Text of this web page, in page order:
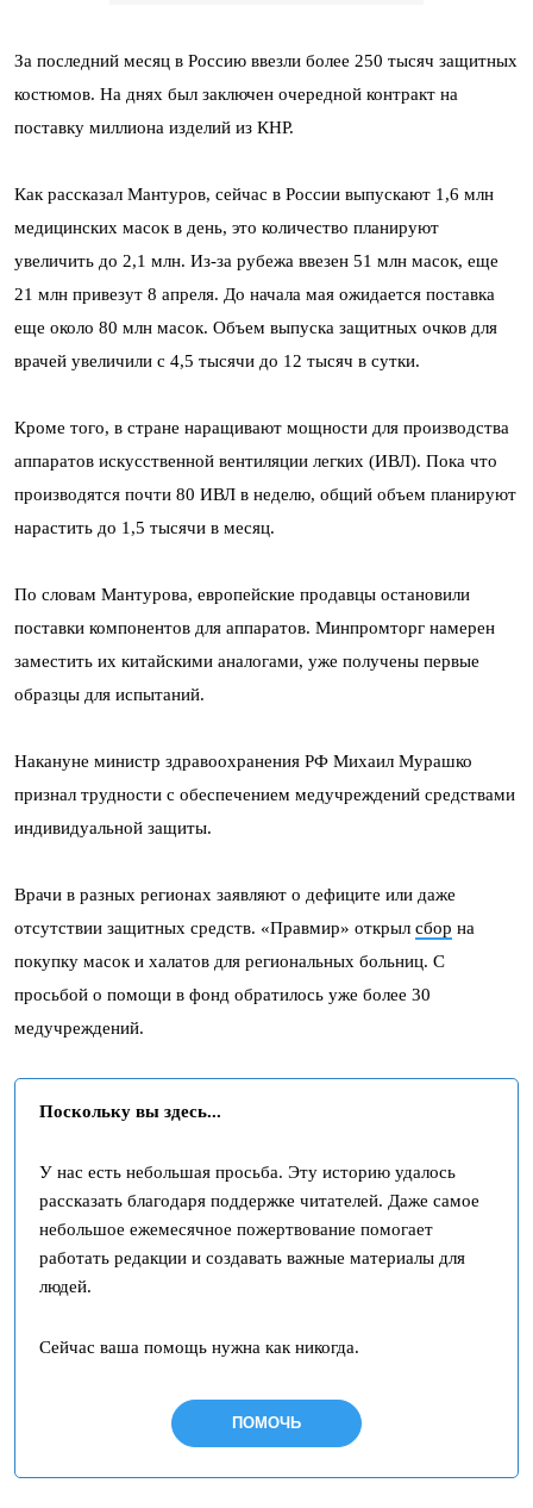
За последний месяц в Россию ввезли более 250 тысяч защитных
костюмов. На днях был заключен очередной контракт на
поставку миллиона изделий из КНР.
Как рассказал Мантуров, сейчас в России выпускают 1,6 млн
медицинских масок в день, это количество планируют
увеличить до 2,1 млн. Из-за рубежа ввезен 51 млн масок, еще
21 млн привезут 8 апреля. До начала мая ожидается поставка
еще около 80 млн масок. Объем выпуска защитных очков для
врачей увеличили с 4,5 тысячи до 12 тысяч в сутки.
Кроме того, в стране наращивают мощности для производства
аппаратов искусственной вентиляции легких (ИВЛ). Пока что
производятся почти 80 ИВЛ в неделю, общий объем планируют
нарастить до 1,5 тысячи в месяц.
По словам Мантурова, европейские продавцы остановили
поставки компонентов для аппаратов. Минпромторг намерен
заместить их китайскими аналогами, уже получены первые
образцы для испытаний.
Накануне министр здравоохранения РФ Михаил Мурашко
признал трудности с обеспечением медучреждений средствами
индивидуальной защиты.
Врачи в разных регионах заявляют о дефиците или даже
отсутствии защитных средств. «Правмир» открыл сбор на
покупку масок и халатов для региональных больниц. С
просьбой о помощи в фонд обратилось уже более 30
медучреждений.
Поскольку вы здесь...
У нас есть небольшая просьба. Эту историю удалось
рассказать благодаря поддержке читателей. Даже самое
небольшое ежемесячное пожертвование помогает
работать редакции и создавать важные материалы для
людей.
Сейчас ваша помощь нужна как никогда.
ПОМОЧЬ